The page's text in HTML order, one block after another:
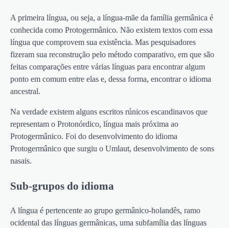
A primeira língua, ou seja, a língua-mãe da família germânica é
conhecida como Protogermânico. Não existem textos com essa
língua que comprovem sua existência. Mas pesquisadores
fizeram sua reconstrução pelo método comparativo, em que são
feitas comparações entre várias línguas para encontrar algum
ponto em comum entre elas e, dessa forma, encontrar o idioma
ancestral.
Na verdade existem alguns escritos rúnicos escandinavos que
representam o Protonórdico, língua mais próxima ao
Protogermânico. Foi do desenvolvimento do idioma
Protogermânico que surgiu o Umlaut, desenvolvimento de sons
nasais.
Sub-grupos do idioma
A língua é pertencente ao grupo germânico-holandês, ramo
ocidental das línguas germânicas, uma subfamília das línguas